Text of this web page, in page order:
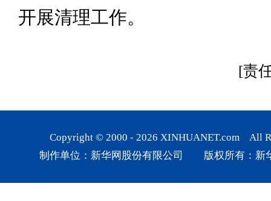
开展清理工作。
[责
Copyright © 2000 - 2026 XINHUANET.com All
制作单位：新华网股份有限公司 版权所有：新